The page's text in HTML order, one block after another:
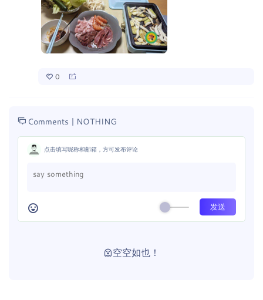
0
Comments | NOTHING
点击填写昵称和邮箱，方可发布评论
空空如也！